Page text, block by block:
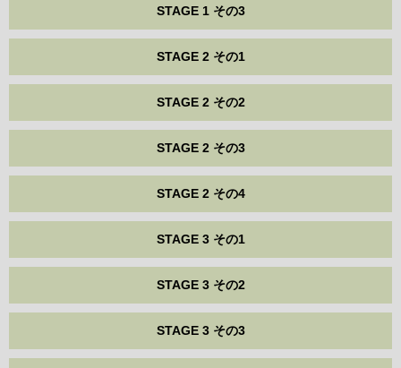
STAGE 1 その3
STAGE 2 その1
STAGE 2 その2
STAGE 2 その3
STAGE 2 その4
STAGE 3 その1
STAGE 3 その2
STAGE 3 その3